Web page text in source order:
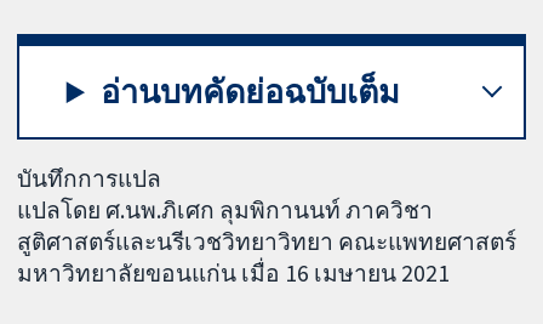
อ่านบทคัดย่อฉบับเต็ม
บันทึกการแปล
แปลโดย ศ.นพ.ภิเศก ลุมพิกานนท์ ภาควิชา
สูติศาสตร์และนรีเวชวิทยาวิทยา คณะแพทยศาสตร์
มหาวิทยาลัยขอนแก่น เมื่อ 16 เมษายน 2021